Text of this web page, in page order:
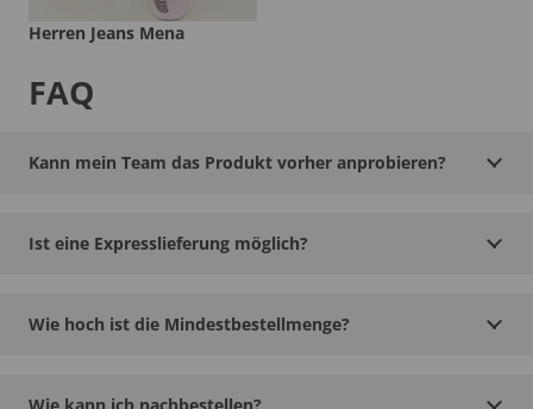
Herren Jeans Mena
FAQ
Kann mein Team das Produkt vorher anprobieren?
Ist eine Expresslieferung möglich?
Wie hoch ist die Mindestbestellmenge?